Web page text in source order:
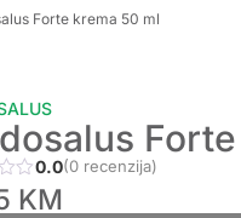
Forte krema 50 ml
0.0(0 recenzija)
KM